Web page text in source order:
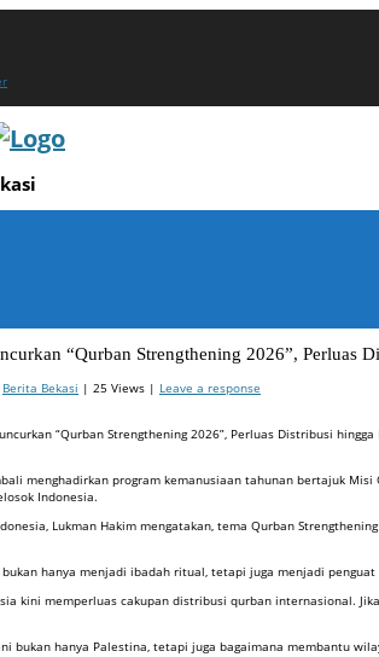
“Qurban Strengthening 2026”, Perluas
Berita Bekasi | 25 Views | Leave a response
“Qurban Strengthening 2026”, Perluas Distribusi
menghadirkan program kemanusiaan tahunan bertajuk
Indonesia.
Lukman Hakim mengatakan, tema Qurban
hanya menjadi ibadah ritual, tetapi juga menjadi
kini memperluas cakupan distribusi qurban internasional.
bukan hanya Palestina, tetapi juga bagaimana membantu